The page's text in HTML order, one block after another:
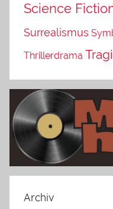
Science
Surrealismus
Thrillerdrama
Archiv